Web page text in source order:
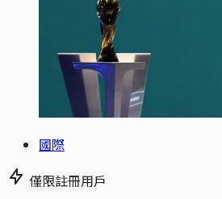
國際
僅限註冊用戶